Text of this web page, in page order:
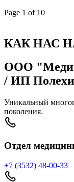
Page 1 of 10
КАК НАС
ООО
/ ИП
Уникальный
поколения.
Отдел
+7 (3532) 48-00-33